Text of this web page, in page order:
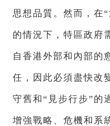
思想品質。然而，在
的情況下，特區政府
自香港外部和內部的
任，因此必須盡快改
守舊和“見步行步”的
增強戰略、危機和系